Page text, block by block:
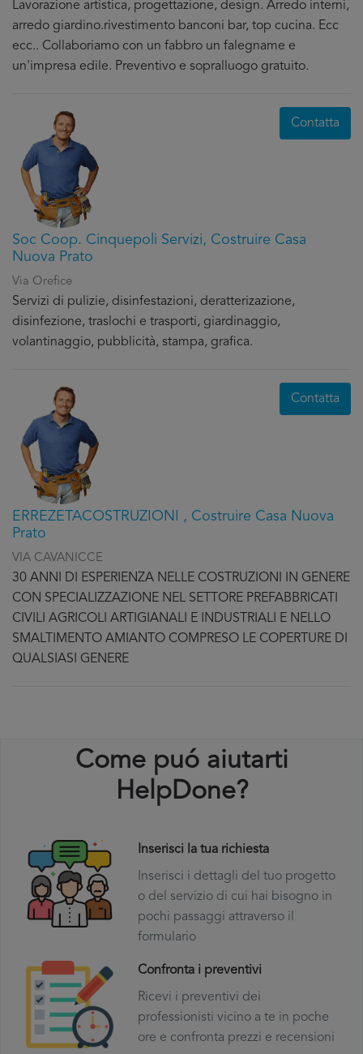
Lavorazione artistica, progettazione, design. Arredo interni,
arredo giardino.rivestimento banconi bar, top cucina. Ecc
ecc.. Collaboriamo con un fabbro un falegname e
un'impresa edile. Preventivo e sopralluogo gratuito.
Soc Coop. Cinquepoli Servizi, Costruire Casa
Nuova Prato
Via Orefice
Servizi di pulizie, disinfestazioni, deratterizazione,
disinfezione, traslochi e trasporti, giardinaggio,
volantinaggio, pubblicità, stampa, grafica.
Contatta
ERREZETACOSTRUZIONI , Costruire Casa Nuova
Prato
VIA CAVANICCE
30 ANNI DI ESPERIENZA NELLE COSTRUZIONI IN GENERE
CON SPECIALIZZAZIONE NEL SETTORE PREFABBRICATI
CIVILI AGRICOLI ARTIGIANALI E INDUSTRIALI E NELLO
SMALTIMENTO AMIANTO COMPRESO LE COPERTURE DI
QUALSIASI GENERE
Contatta
Come puó aiutarti
HelpDone?
Inserisci la tua richiesta
Inserisci i dettagli del tuo progetto
o del servizio di cui hai bisogno in
pochi passaggi attraverso il
formulario
Confronta i preventivi
Ricevi i preventivi dei
professionisti vicino a te in poche
ore e confronta prezzi e recensioni